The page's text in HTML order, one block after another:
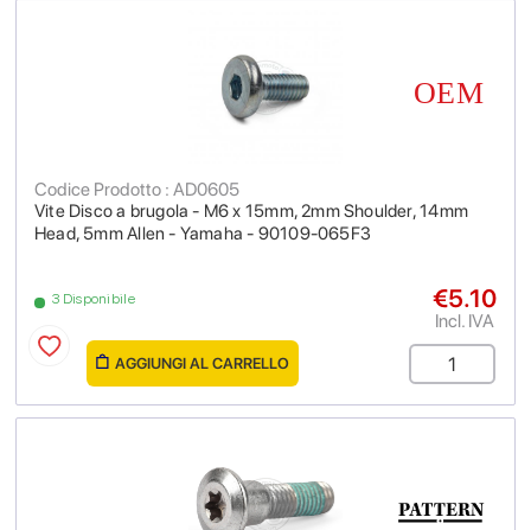
Vite Disco a brugola - M6 x 15mm, 2mm Shoulder, 14mm
Head, 5mm Allen - Yamaha - 90109-065F3
Codice Prodotto : AD0605
3 Disponibile €5.10
Incl. IVA
AGGIUNGI AL CARRELLO